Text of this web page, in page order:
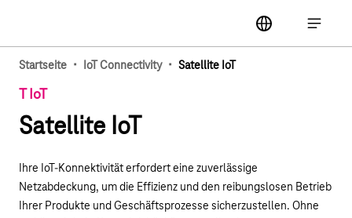
label
Startseite · IoT Connectivity · Satellite IoT
T IoT
Satellite IoT
Ihre IoT-Konnektivität erfordert eine zuverlässige
Netzabdeckung, um die Effizienz und den reibungslosen Betrieb
Ihrer Produkte und Geschäftsprozesse sicherzustellen. Ohne